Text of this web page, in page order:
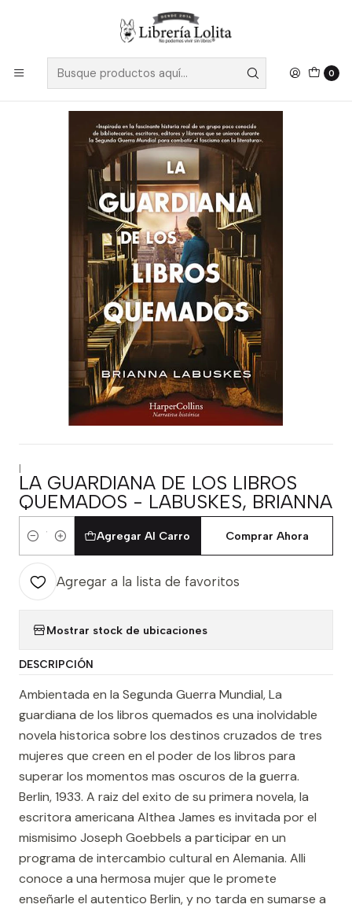
0
Despacho a todo Chile
La Guardiana De Los Libros Quemados - Labuskes, Brianna
|
LA GUARDIANA DE LOS LIBROS
QUEMADOS - LABUSKES, BRIANNA
Cantidad
Agregar Al Carro Comprar Ahora
Agregar a la lista de favoritos
Mostrar stock de ubicaciones
DESCRIPCIÓN
Ambientada en la Segunda Guerra Mundial, La
guardiana de los libros quemados es una inolvidable
novela historica sobre los destinos cruzados de tres
mujeres que creen en el poder de los libros para
superar los momentos mas oscuros de la guerra.
Berlin, 1933. A raiz del exito de su primera novela, la
escritora americana Althea James es invitada por el
mismisimo Joseph Goebbels a participar en un
programa de intercambio cultural en Alemania. Alli
conoce a una hermosa mujer que le promete
enseñarle el autentico Berlin, y no tarda en sumarse a